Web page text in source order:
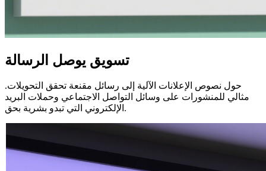
تسويق يوصل الرسالة
حول نصوص الإعلانات الآلية إلى رسائل مقنعة تحقق التحويلات.
مثالي للمنشورات على وسائل التواصل الاجتماعي وحملات البريد
الإلكتروني التي تبدو بشرية بحق.